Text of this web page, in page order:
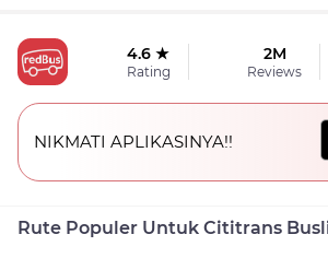
4.6 ★
Rating
2M
Reviews
NIKMATI APLIKASINYA!!
Rute Populer Untuk Cititrans